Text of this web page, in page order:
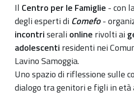
al-
21-
2-
2022
"Se
ti
ascolto,
Il Centro per le Famiglie - con
degli esperti di Comefo-
incontriseralionline rivolti ai
adolescenti residenti nei
Lavino Samoggia.
Uno spazio di riflessione sulle
dialogo tra genitori e figli in età